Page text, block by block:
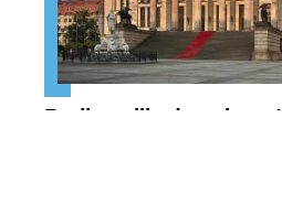
Berlin : ville de culture !